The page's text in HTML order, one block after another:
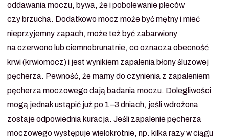
oddawania moczu, bywa, że i pobolewanie pleców
czy brzucha. Dodatkowo mocz może być mętny i mieć
nieprzyjemny zapach, może też być zabarwiony
na czerwono lub ciemnobrunatnie, co oznacza obecność
krwi (krwiomocz) i jest wynikiem zapalenia błony śluzowej
pęcherza. Pewność, że mamy do czynienia z zapaleniem
pęcherza moczowego dają badania moczu. Dolegliwości
mogą jednak ustąpić już po 1–3 dniach, jeśli wdrożona
zostaje odpowiednia kuracja. Jeśli zapalenie pęcherza
moczowego występuje wielokrotnie, np. kilka razy w ciągu